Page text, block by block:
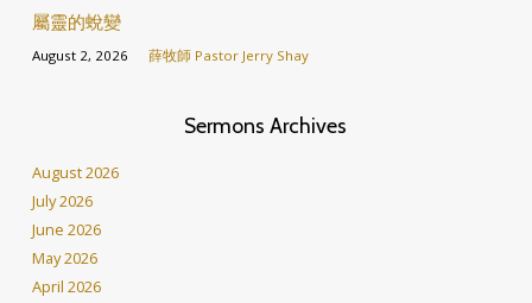
屬靈的蛻變
August 2, 2026 薛牧師 Pastor Jerry Shay
Sermons Archives
August 2026
July 2026
June 2026
May 2026
April 2026